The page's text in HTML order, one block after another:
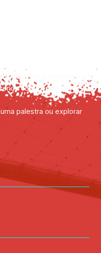
aos seus eventos e
com conteúdo
palestra ou explorar